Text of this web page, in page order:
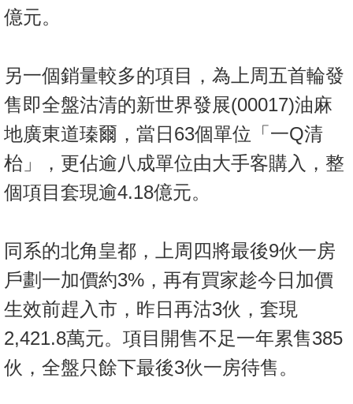
億元。
另一個銷量較多的項目，為上周五首輪發
售即全盤沽清的新世界發展(00017)油麻
地廣東道瑧爾，當日63個單位「一Q清
枱」，更佔逾八成單位由大手客購入，整
個項目套現逾4.18億元。
同系的北角皇都，上周四將最後9伙一房
戶劃一加價約3%，再有買家趁今日加價
生效前趕入市，昨日再沽3伙，套現
2,421.8萬元。項目開售不足一年累售385
伙，全盤只餘下最後3伙一房待售。